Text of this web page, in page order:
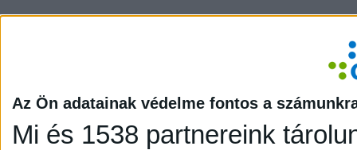
Az Ön adatainak védelme fontos a
Mi és 1538 partnereink